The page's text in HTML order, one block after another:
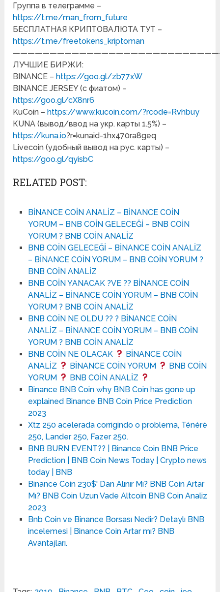
Группа в телеграмме –
https://t.me/man_from_future
БЕСПЛАТНАЯ КРИПТОВАЛЮТА ТУТ –
https://t.me/freetokens_kriptoman
ЛУЧШИЕ БИРЖИ:
BINANCE –https://goo.gl/zb77xW
BINANCE JERSEY (с фиатом) –
https://goo.gl/cX8nr6
KuCoin –https://www.kucoin.com/?rcode=Rvhbuy
КUNA (вывод/ввод на укр. карты 1.5%) –
https://kuna.io?r=kunaid-1hx470ra8geq
Livecoin (удобный вывод на рус. карты) –
https://goo.gl/qyisbC
RELATED POST:
BİNANCE COİN ANALİZ – BİNANCE COİN
YORUM – BNB COİN GELECEĞİ – BNB COİN
YORUM ? BNB COİN ANALİZ
BNB COİN GELECEĞİ – BİNANCE COİN ANALİZ
– BİNANCE COİN YORUM – BNB COİN YORUM ?
BNB COİN ANALİZ
BNB COİN YANACAK ?VE ?? BİNANCE COİN
ANALİZ – BİNANCE COİN YORUM – BNB COİN
YORUM ? BNB COİN ANALİZ
BNB COİN NE OLDU ?? ? BİNANCE COİN
ANALİZ – BİNANCE COİN YORUM – BNB COİN
YORUM ? BNB COİN ANALİZ
BNB COİN NE OLACAK
BİNANCE COİN
ANALİZ
BİNANCE COİN YORUM
BNB COİN
YORUM
BNB COİN ANALİZ
Binance BNB Coin why BNB Coin has gone up
explained Binance BNB Coin Price Prediction
2023
Xtz 250 acelerada corrigindo o problema, Ténéré
250, Lander 250, Fazer 250.
BNB BURN EVENT?? | Binance Coin BNB Price
Prediction | BNB Coin News Today | Crypto news
today | BNB
Binance Coin 230$' Dan Alınır Mı? BNB Coin Artar
Mı? BNB Coin Uzun Vade Altcoin BNB Coin Analiz
2023
Bnb Coin ve Binance Borsası Nedir? Detaylı BNB
incelemesi | Binance Coin Artar mı? BNB
Avantajları.